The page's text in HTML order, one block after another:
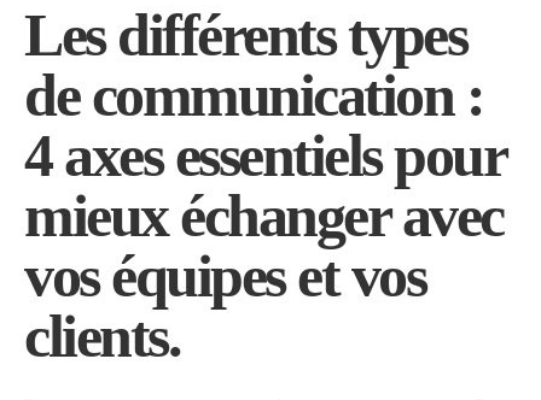
Les différents types
de communication :
4 axes essentiels pour
mieux échanger avec
vos équipes et vos
clients.